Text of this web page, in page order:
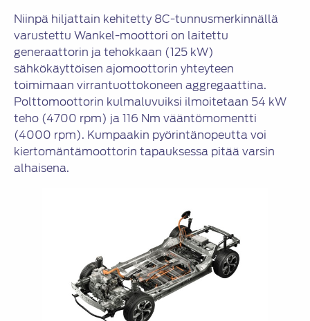
Niinpä hiljattain kehitetty 8C-tunnusmerkinnällä
varustettu Wankel-moottori on laitettu
generaattorin ja tehokkaan (125 kW)
sähkökäyttöisen ajomoottorin yhteyteen
toimimaan virrantuottokoneen aggregaattina.
Polttomoottorin kulmaluvuiksi ilmoitetaan 54 kW
teho (4700 rpm) ja 116 Nm vääntömomentti
(4000 rpm). Kumpaakin pyörintänopeutta voi
kiertomäntämoottorin tapauksessa pitää varsin
alhaisena.